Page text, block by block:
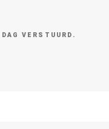
VERSTUURD.